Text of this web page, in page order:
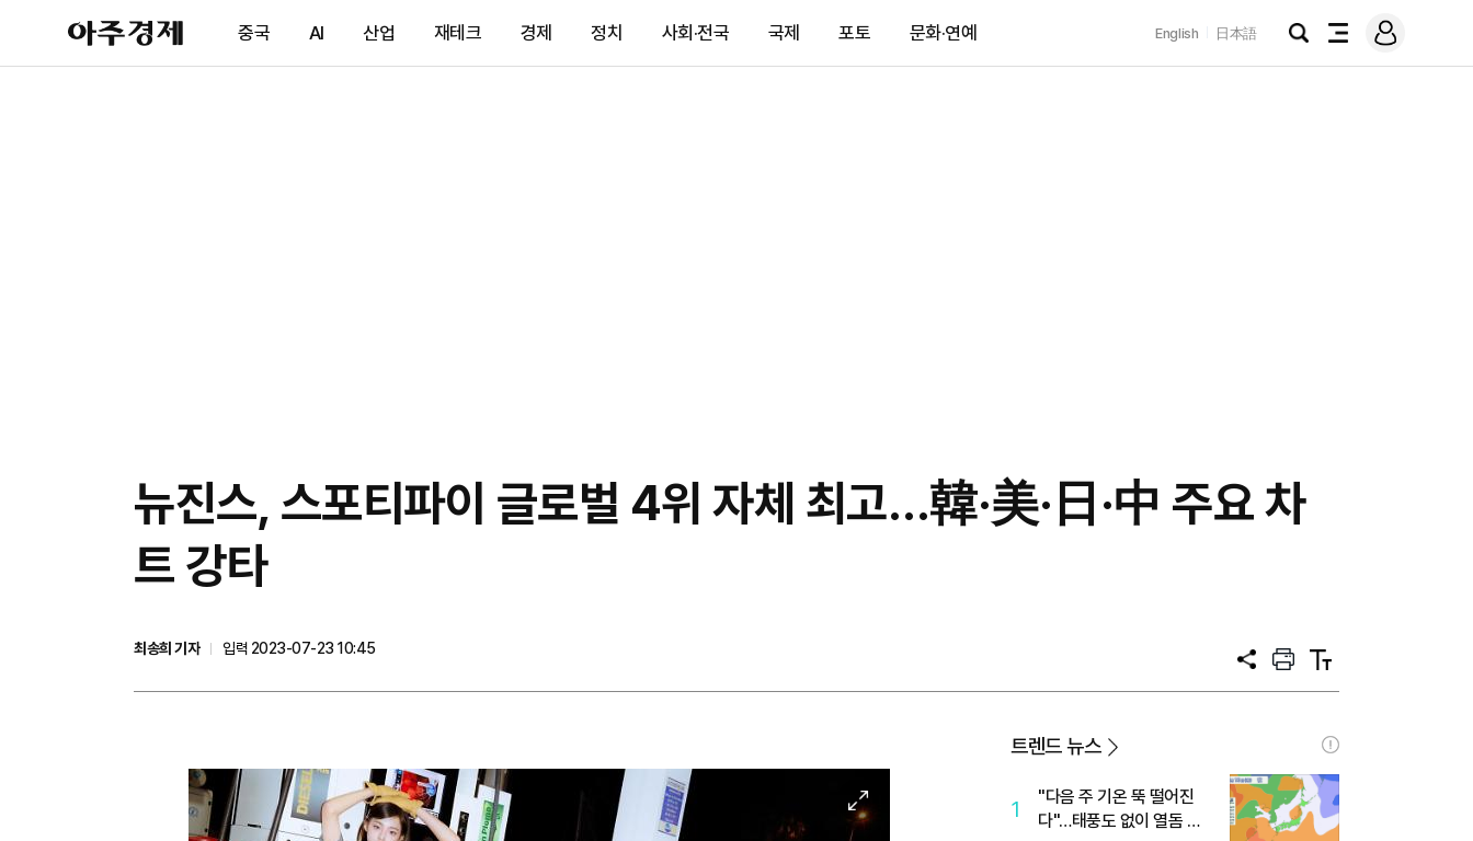
아
주
제
중국 AI 산업 재테크 경제 정치 사회·전국 국제 포토 문화·연예 English 日本語
검
전
메
그
뉴진스, 스포티파이 글로벌 4위 자체 최고…韓·美·日·中 주요 차
트 강타
최송희 기자
입력 2023-07-23 10:45
공
프
트
텍
트
미
트렌드 뉴스
1
"다음 주 기온 뚝 떨어진
다"…태풍도 없이 열돔 박